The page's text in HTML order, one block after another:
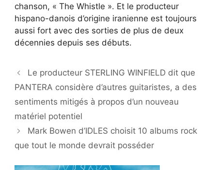
chanson, « The Whistle ». Et le producteur
hispano-danois d’origine iranienne est toujours
aussi fort avec des sorties de plus de deux
décennies depuis ses débuts.
Le producteur STERLING WINFIELD dit que
PANTERA considère d’autres guitaristes, a des
sentiments mitigés à propos d’un nouveau
matériel potentiel
Mark Bowen d’IDLES choisit 10 albums rock
que tout le monde devrait posséder